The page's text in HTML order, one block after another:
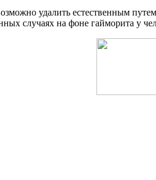
удалить естественным
случаях на фоне гайморита у